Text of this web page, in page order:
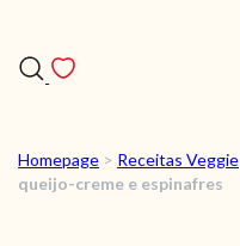
Homepage > Receitas Veggie
queijo-creme e espinafres